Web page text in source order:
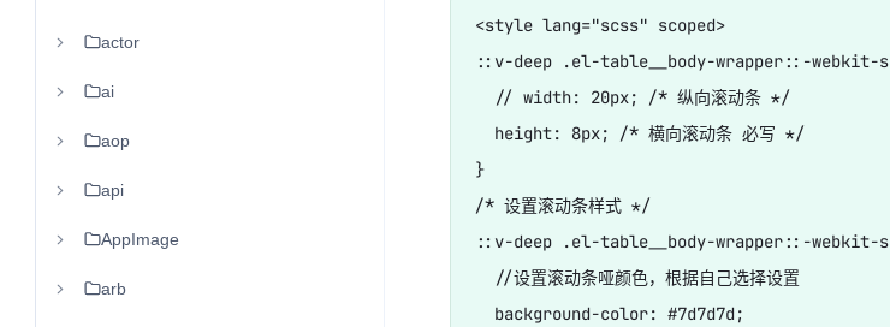
actor
ai
aop
api
AppImage
arb
<style lang="scss" scoped>
::v-deep .el-table__body-wrapper::-
  // width: 20px; /* 纵向滚动条 */
  height: 8px; /* 横向滚动条 必写 */
}
/* 设置滚动条样式 */
::v-deep .el-table__body-wrapper::-webkit-
  //设置滚动条哑颜色，根据自己选择设置
  background-color: #7d7d7d;